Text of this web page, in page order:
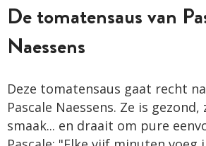
De tomatensaus van
Naessens
Deze tomatensaus gaat recht
Pascale Naessens. Ze is
smaak... en draait om pure